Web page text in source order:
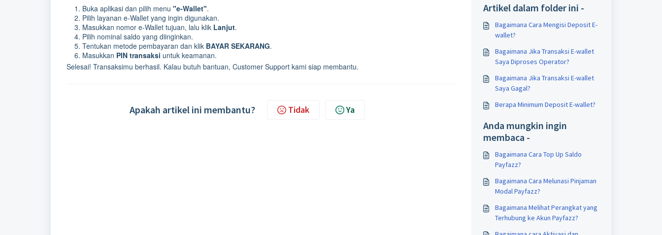
Buka aplikasi dan pilih menu "e-Wallet".
Pilih layanan e-Wallet yang ingin digunakan.
Masukkan nomor e-Wallet tujuan, lalu klik Lanjut.
Pilih nominal saldo yang diinginkan.
Tentukan metode pembayaran dan klik BAYAR SEKARANG.
Masukkan PIN transaksi untuk keamanan.
Selesai! Transaksimu berhasil. Kalau butuh bantuan, Customer Support kami siap membantu.
Apakah artikel ini membantu? Tidak Ya
Artikel dalam folder ini -
Bagaimana Cara Mengisi Deposit E-
wallet?
Bagaimana Jika Transaksi E-wallet
Saya Diproses Operator?
Bagaimana Jika Transaksi E-wallet
Saya Gagal?
Berapa Minimum Deposit E-wallet?
Anda mungkin ingin
membaca -
Bagaimana Cara Top Up Saldo
Payfazz?
Bagaimana Cara Melunasi Pinjaman
Modal Payfazz?
Bagaimana Melihat Perangkat yang
Terhubung ke Akun Payfazz?